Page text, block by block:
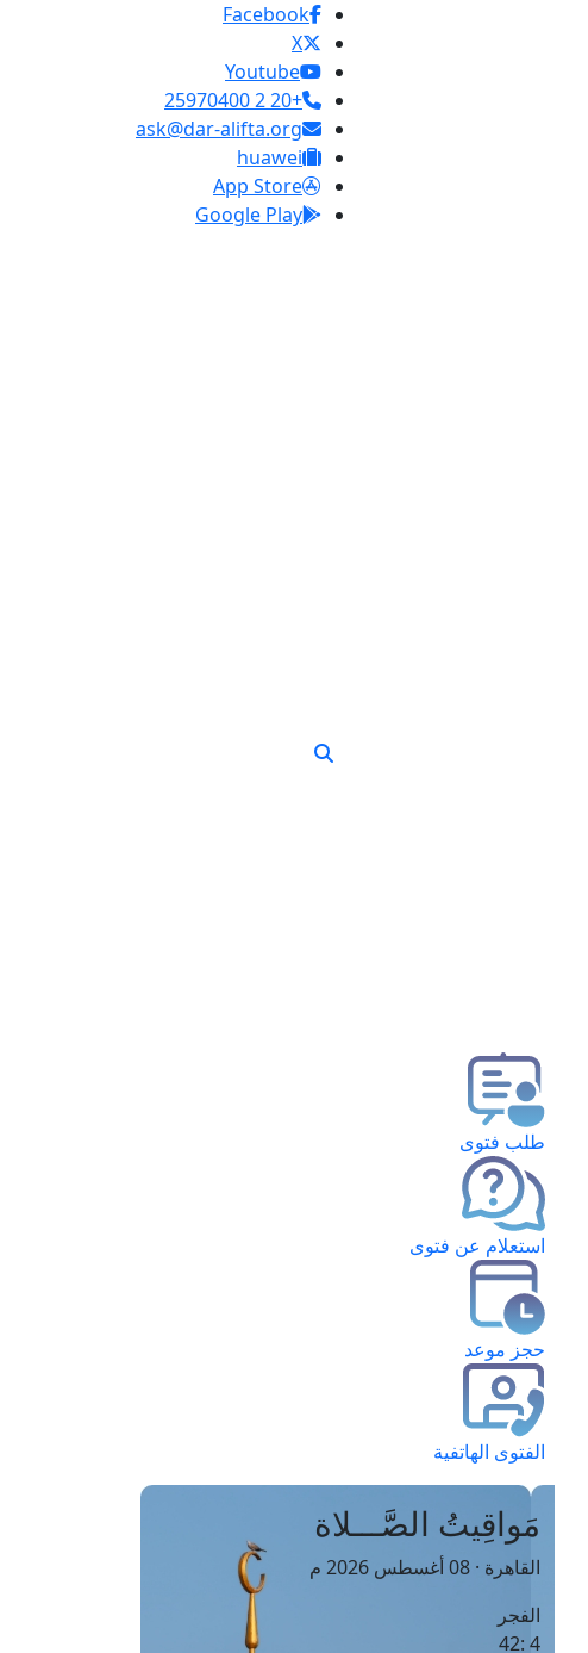
Facebook
X
Youtube
+20 2 25970400
ask@dar-alifta.org
huawei
App Store
Google Play
طلب فتوى
استعلام عن فتوى
حجز موعد
الفتوى الهاتفية
مَواقِيتُ الصَّـــلاة
القاهرة · 08 أغسطس 2026 م
الفجر
4 :42